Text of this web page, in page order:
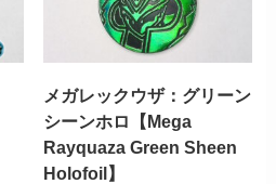
メガレックウザ：グリーン
シーンホロ【Mega
Rayquaza Green Sheen
Holofoil】